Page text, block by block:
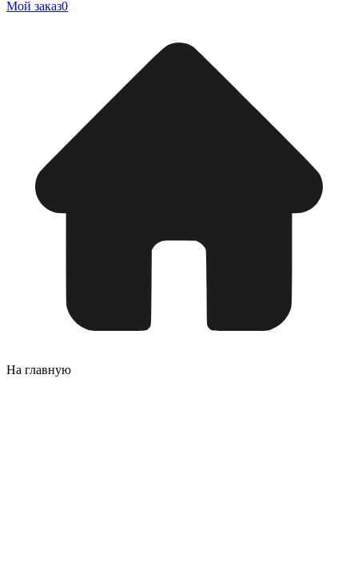
Мой заказ0
На главную